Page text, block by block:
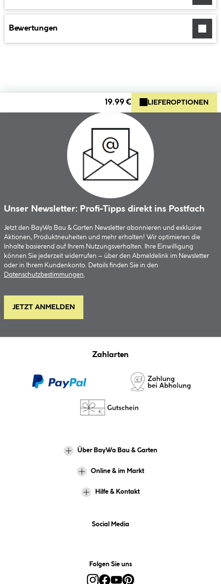
Bewertungen
19.99 € LIEFEROPTIONEN
Unser Newsletter: Profi-Tipps direkt ins Postfach
Jetzt den BayWa Bau & Garten Newsletter abonnieren und exklusive
Aktionen, Produktneuheiten und mehr erhalten! Wir optimieren die
Inhalte basierend auf Ihrem Nutzungsverhalten. Ihre Einwilligung
können Sie jederzeit widerrufen – über den Abmeldelink im Newsletter
oder in Ihrem Kundenkonto. Details finden Sie in den
Datenschutzbestimmungen.
JETZT ANMELDEN
Zahlarten
Über BayWa Bau & Garten
Online & im Markt
Hilfe & Kontakt
Social Media
Folgen Sie uns